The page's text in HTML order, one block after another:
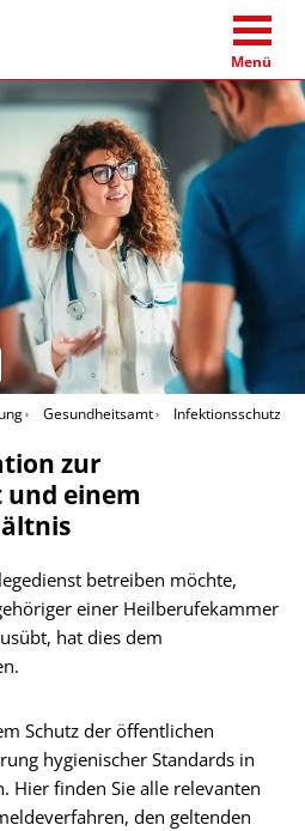
Menü
Gesundheitsamt Infektionsschutz
zur
einem
betreiben möchte,
einer Heilberufekammer
hat dies dem
Schutz der öffentlichen
hygienischer Standards in
Hier finden Sie alle relevanten
den geltenden